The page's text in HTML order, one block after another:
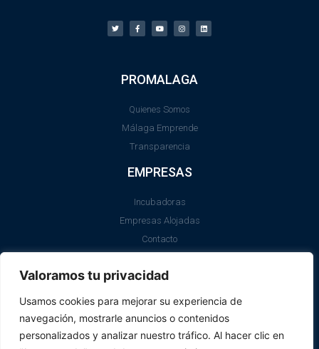
Valoramos tu privacidad
Usamos cookies para mejorar su experiencia de
navegación, mostrarle anuncios o contenidos
personalizados y analizar nuestro tráfico. Al hacer clic en
PROMALAGA
Quienes Somos
Málaga Emprende
Transparencia
EMPRESAS
Incubadoras
Empresas Alojadas
Contacto
Aviso Legal
Política de Cookies
SII